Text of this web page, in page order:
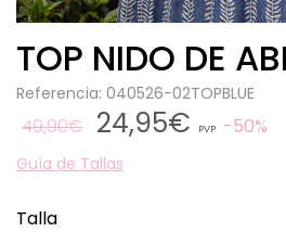
TOP NIDO DE
Referencia: 040526-02TOPBLUE
49,90€ 24,95€ PVP 50%
Guía de Tallas
Talla